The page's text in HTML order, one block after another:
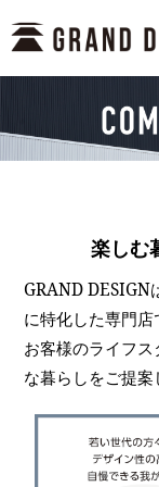
楽しむ
GRAND DESIGN
に特化した専門店
お客様のライフ
な暮らしをご提案